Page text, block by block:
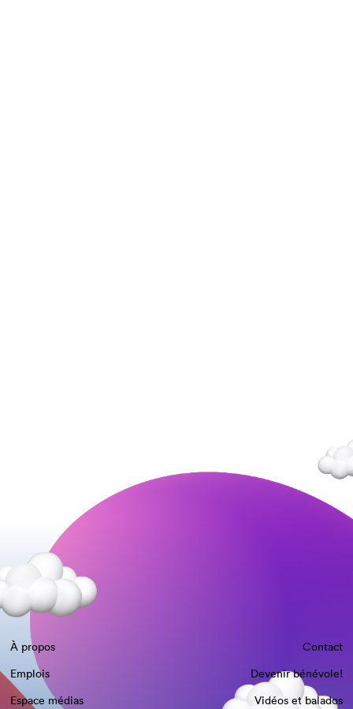
À propos
Contact
Emplois
Devenir bénévole!
Espace médias
Vidéos et balados